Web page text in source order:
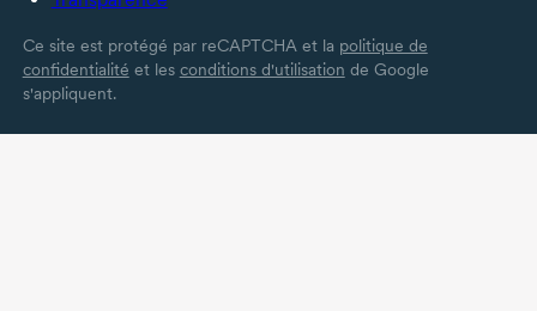
Ce site est protégé par reCAPTCHA et la politique de
confidentialité et les conditions d'utilisation de Google
s'appliquent.